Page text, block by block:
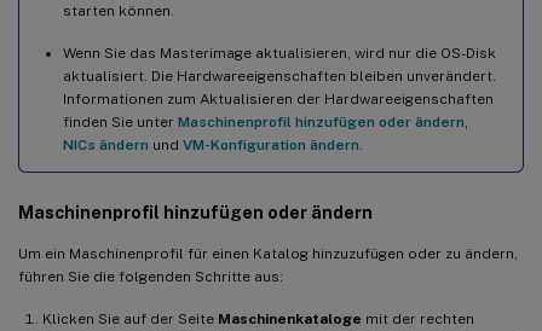
starten können.
Wenn Sie das Masterimage aktualisieren, wird nur die OS-Disk
aktualisiert. Die Hardwareeigenschaften bleiben unverändert.
Informationen zum Aktualisieren der Hardwareeigenschaften
finden Sie unter Maschinenprofil hinzufügen oder ändern
NICs ändern und VM-Konfiguration ändern
Maschinenprofil hinzufügen oder ändern
Um ein Maschinenprofil für einen Katalog hinzuzufügen oder zu ändern,
führen Sie die folgenden Schritte aus:
Klicken Sie auf der Seite Maschinenkataloge mit der rechten